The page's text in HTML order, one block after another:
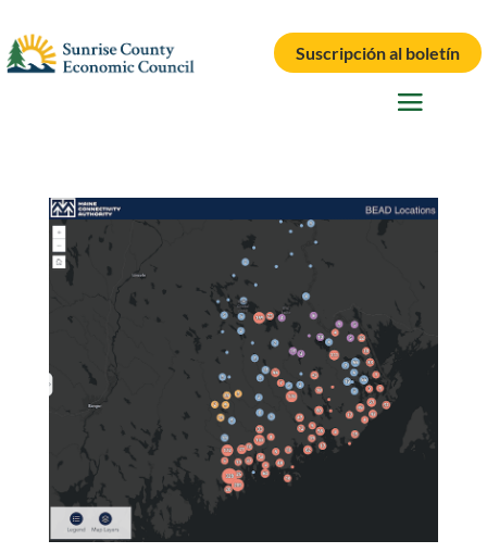
Suscripción al boletín